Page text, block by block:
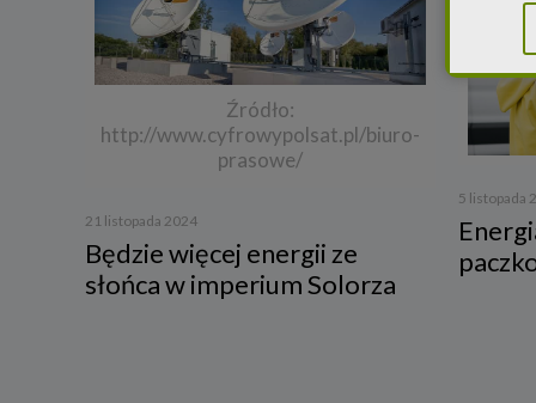
Źródło:
http://www.cyfrowypolsat.pl/biuro-
prasowe/
21 listopada 2024
Będzie więcej energii ze
słońca w imperium Solorza
5 listopada
2.
ul.
danych